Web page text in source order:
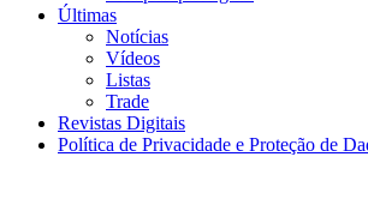
Últimas
Notícias
Vídeos
Listas
Trade
Revistas Digitais
Política de Privacidade e Proteção de